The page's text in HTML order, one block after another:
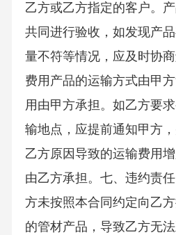
乙方或乙方指定的客户。
共同进行验收，如发现产
量不符等情况，应及时协
费用产品的运输方式由甲
用由甲方承担。如乙方要
输地点，应提前通知甲方
乙方原因导致的运输费用
由乙方承担。七、违约责
方未按照本合同约定向乙
的管材产品，导致乙方无